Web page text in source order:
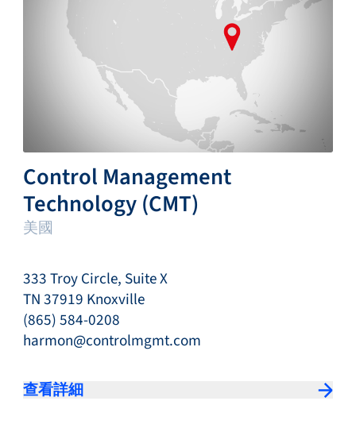
Control Management
Technology (CMT)
美國
333 Troy Circle, Suite X
TN 37919 Knoxville
(865) 584-0208
harmon@controlmgmt.com
查看詳細